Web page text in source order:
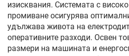
изисквания. Системата с
промиване осигурява
удължава живота на
оперативните разходи. Освен
размери на машината и